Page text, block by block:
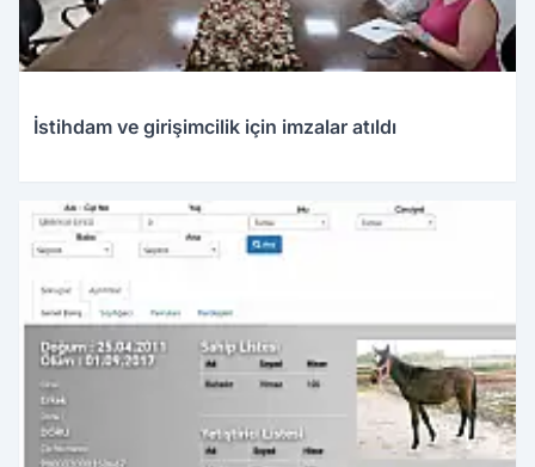
İstihdam ve girişimcilik için imzalar atıldı